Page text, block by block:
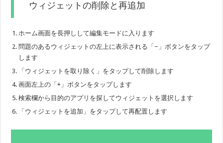
ウィジェットの削除と再追加
ホーム画面を長押しして編集モードに入ります
問題のあるウィジェットの左上に表示される「−」ボタンをタップ
します
「ウィジェットを取り除く」をタップして削除します
画面左上の「+」ボタンをタップします
検索欄から目的のアプリを探してウィジェットを選択します
「ウィジェットを追加」をタップして再配置します